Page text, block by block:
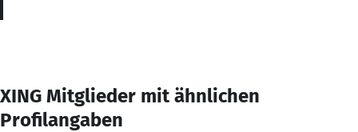
XING Mitglieder mit ähnlichen
Profilangaben